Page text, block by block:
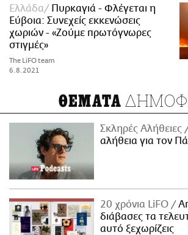
Ελλάδα
Πυρκαγιά - Φλέγεται η
Εύβοια: Συνεχείς εκκενώσεις
χωριών - «Ζούμε πρωτόγνωρες
στιγμές»
The LiFO team
6.8.2021
ΘΕΜΑΤΑ
Σκληρές Αλήθειες
αλήθεια για τον
20 χρόνια LiFO
διάβασες τα
αυτό ξεχωρίζεις